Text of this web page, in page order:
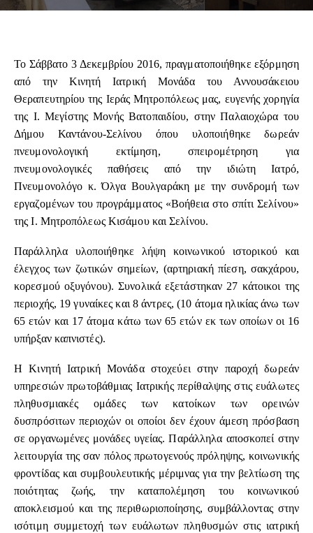
To Σάββατο 3 Δεκεμβρίου 2016, πραγματοποιήθηκε εξόρμηση
από την Κινητή Ιατρική Μονάδα του Αννουσάκειου
Θεραπευτηρίου της Ιεράς Μητροπόλεως μας, ευγενής χορηγία
της Ι. Μεγίστης Μονής Βατοπαιδίου, στην Παλαιοχώρα του
Δήμου Καντάνου-Σελίνου όπου υλοποιήθηκε δωρεάν
πνευμονολογική εκτίμηση, σπειρομέτρηση για
πνευμονολογικές παθήσεις από την ιδιώτη Ιατρό,
Πνευμονολόγο κ. Όλγα Βουλγαράκη με την συνδρομή των
εργαζομένων του προγράμματος «Βοήθεια στο σπίτι Σελίνου»
της Ι. Μητροπόλεως Κισάμου και Σελίνου.
Παράλληλα υλοποιήθηκε λήψη κοινωνικού ιστορικού και
έλεγχος των ζωτικών σημείων, (αρτηριακή πίεση, σακχάρου,
κορεσμού οξυγόνου). Συνολικά εξετάστηκαν 27 κάτοικοι της
περιοχής, 19 γυναίκες και 8 άντρες, (10 άτομα ηλικίας άνω των
65 ετών και 17 άτομα κάτω των 65 ετών εκ των οποίων οι 16
υπήρξαν καπνιστές).
Η Κινητή Ιατρική Μονάδα στοχεύει στην παροχή δωρεάν
υπηρεσιών πρωτοβάθμιας Ιατρικής περίθαλψης στις ευάλωτες
πληθυσμιακές ομάδες των κατοίκων των ορεινών
δυσπρόσιτων περιοχών οι οποίοι δεν έχουν άμεση πρόσβαση
σε οργανωμένες μονάδες υγείας. Παράλληλα αποσκοπεί στην
λειτουργία της σαν πόλος πρωτογενούς πρόληψης, κοινωνικής
φροντίδας και συμβουλευτικής μέριμνας για την βελτίωση της
ποιότητας ζωής, την καταπολέμηση του κοινωνικού
αποκλεισμού και της περιθωριοποίησης, συμβάλλοντας στην
ισότιμη συμμετοχή των ευάλωτων πληθυσμών στις ιατρική